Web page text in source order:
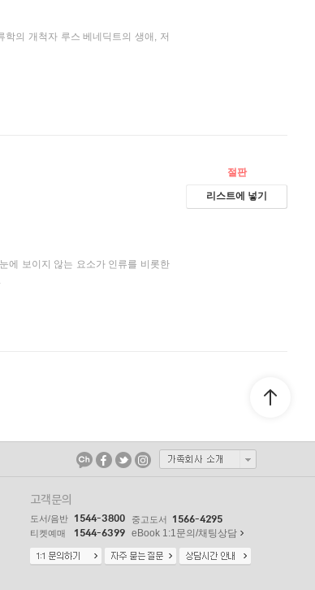
의 개척자 루스 베네딕트의 생애, 저
에 보이지 않는 요소가 인류를 비롯한
절판
리스트에 넣기
고객문의
도서/음반 1544-3800 중고도서 1566-4295
티켓예매 1544-6399 eBook 1:1문의/채팅상담